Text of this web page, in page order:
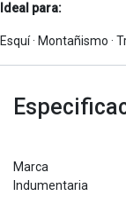
Ideal para:
Esquí · Montañismo ·
Marca
Indumentaria